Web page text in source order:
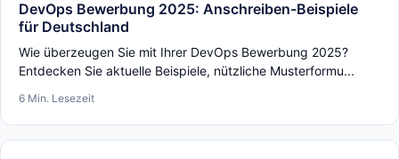
DevOps Bewerbung 2025: Anschreiben-Beispiele
für Deutschland
Wie überzeugen Sie mit Ihrer DevOps Bewerbung 2025?
Entdecken Sie aktuelle Beispiele, nützliche Musterformu...
6 Min. Lesezeit